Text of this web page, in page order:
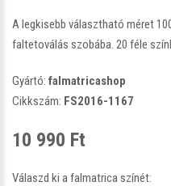
A legkisebb választható méret
faltetoválás szobába. 20 féle
Gyártó: falmatricashop
Cikkszám: FS2016-1167
10 990 Ft
Válaszd ki a falmatrica színét: